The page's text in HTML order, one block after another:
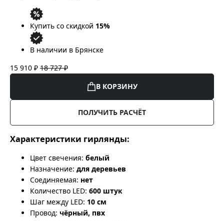
Купить со скидкой 15%
В наличии в Брянске
15 910 ₽ 18 727 ₽
В КОРЗИНУ
ПОЛУЧИТЬ РАСЧЁТ
Характеристики гирлянды:
Цвет свечения: белый
Назначение: для деревьев
Соединяемая: нет
Количество LED: 600 штук
Шаг между LED: 10 см
Провод: чёрный, пвх